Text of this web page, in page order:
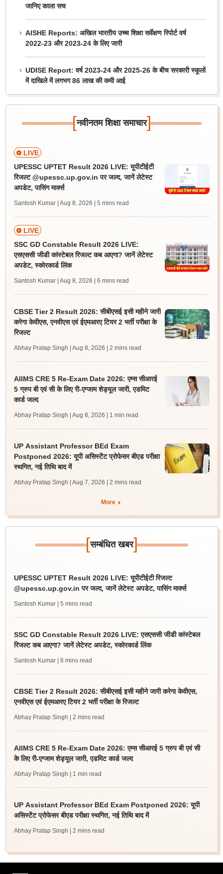
जानिए काला सच
AISHE Reports: अखिल भारतीय उच्च शिक्षा सर्वेक्षण रिपोर्ट वर्ष
2022-23 और 2023-24 के लिए जारी
UDISE Report: वर्ष 2023-24 और 2025-26 के बीच सरकारी स्कूलों
में दाखिले में लगभग 86 लाख की कमी आई
[नवीनतम शिक्षा समाचार]
LIVE
UPESSC UPTET Result 2026 LIVE: यूपीटीईटी
रिजल्ट @upessc.up.gov.in पर जल्द, जानें लेटेस्ट
अपडेट, पासिंग मार्क्स
Santosh Kumar | Aug 8, 2026 | 5 mins read
LIVE
SSC GD Constable Result 2026 LIVE:
एसएससी जीडी कांस्टेबल रिजल्ट कब आएगा? जानें लेटेस्ट
अपडेट, स्कोरकार्ड लिंक
Santosh Kumar | Aug 8, 2026 | 6 mins read
CBSE Tier 2 Result 2026: सीबीएसई इसी महीने जारी
करेगा केवीएस, एनवीएस एवं ईएमआरए टियर 2 भर्ती परीक्षा के
रिजल्ट
Abhay Pratap Singh | Aug 8, 2026 | 2 mins read
AIIMS CRE 5 Re-Exam Date 2026: एम्स सीआरई
5 ग्रुप बी एवं सी के लिए री-एग्जाम शेड्यूल जारी, एडमिट
कार्ड जल्द
Abhay Pratap Singh | Aug 8, 2026 | 1 min read
UP Assistant Professor BEd Exam
Postponed 2026: यूपी असिस्टेंट प्रोफेसर बीएड परीक्षा
स्थगित, नई तिथि बाद में
Abhay Pratap Singh | Aug 7, 2026 | 2 mins read
More
[सम्बंधित खबर]
UPESSC UPTET Result 2026 LIVE: यूपीटीईटी रिजल्ट
@upessc.up.gov.in पर जल्द, जानें लेटेस्ट अपडेट, पासिंग मार्क्स
Santosh Kumar | 5 mins read
SSC GD Constable Result 2026 LIVE: एसएससी जीडी कांस्टेबल
रिजल्ट कब आएगा? जानें लेटेस्ट अपडेट, स्कोरकार्ड लिंक
Santosh Kumar | 6 mins read
CBSE Tier 2 Result 2026: सीबीएसई इसी महीने जारी करेगा केवीएस,
एनवीएस एवं ईएमआरए टियर 2 भर्ती परीक्षा के रिजल्ट
Abhay Pratap Singh | 2 mins read
AIIMS CRE 5 Re-Exam Date 2026: एम्स सीआरई 5 ग्रुप बी एवं सी
के लिए री-एग्जाम शेड्यूल जारी, एडमिट कार्ड जल्द
Abhay Pratap Singh | 1 min read
UP Assistant Professor BEd Exam Postponed 2026: यूपी
असिस्टेंट प्रोफेसर बीएड परीक्षा स्थगित, नई तिथि बाद में
Abhay Pratap Singh | 2 mins read